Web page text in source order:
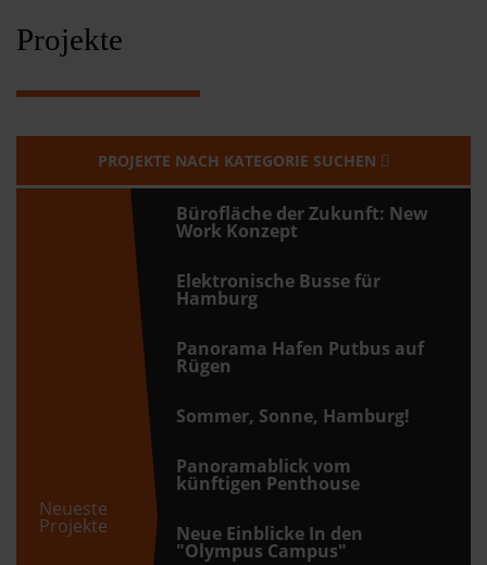
Projekte
PROJEKTE NACH KATEGORIE SUCHEN
Neueste
Projekte
Bürofläche der Zukunft: New
Work Konzept
Elektronische Busse für
Hamburg
Panorama Hafen Putbus auf
Rügen
Sommer, Sonne, Hamburg!
Panoramablick vom
künftigen Penthouse
Neue Einblicke In den
"Olympus Campus"